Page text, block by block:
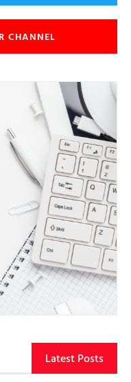
CHANNEL
Latest Posts